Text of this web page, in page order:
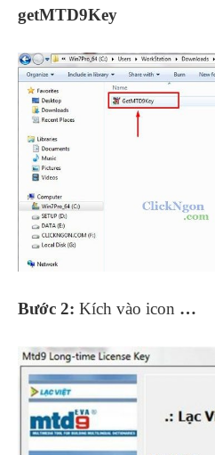
getMTD9Key
Bước 2: Kích vào icon …